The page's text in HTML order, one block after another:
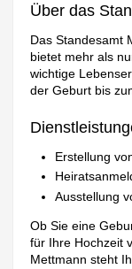
Über das
Das Standesamt
bietet mehr als
wichtige
der Geburt bis
Erstellung
Ausstellung
Ob Sie eine
für Ihre Hochzeit
Mettmann steht